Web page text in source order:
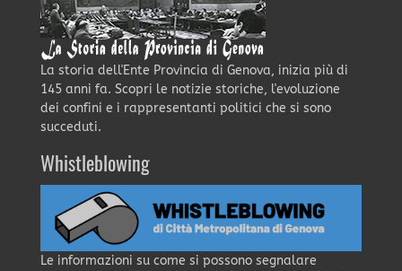
La storia dell'Ente Provincia di Genova, inizia più di
145 anni fa. Scopri le notizie storiche, l'evoluzione
dei confini e i rappresentanti politici che si sono
succeduti.
Whistleblowing
Le informazioni su come si possono segnalare